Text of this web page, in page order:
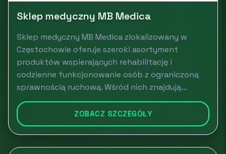
Sklep medyczny MB Medica
Sklep medyczny MB Medica zlokalizowany w
Częstochowie oferuje szeroki asortyment
produktów wspierających rehabilitację i
codzienne funkcjonowanie osób z ograniczoną
sprawnością ruchową. Wśród nich znajdują...
ZOBACZ SZCZEGÓŁY